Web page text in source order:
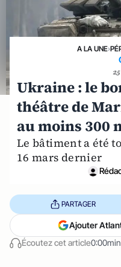
A LA UNE›
Ukraine : le
théâtre de
au moins 300
Le bâtiment a été
16 mars dernier
Écoutez cet article0:00min
PARTAGER
Ajouter